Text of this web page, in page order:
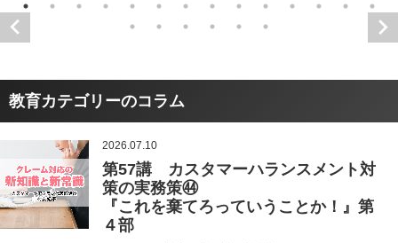
教育カテゴリーのコラム
2026.07.10
第57講 カスタマーハランスメント対
策の実務策㊹
『これを棄てろっていうことか！』第
４部